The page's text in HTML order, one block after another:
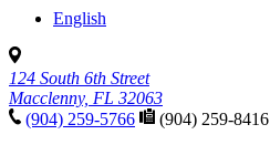
English
124 South 6th Street
Macclenny, FL 32063
(904) 259-5766
(904) 259-8416